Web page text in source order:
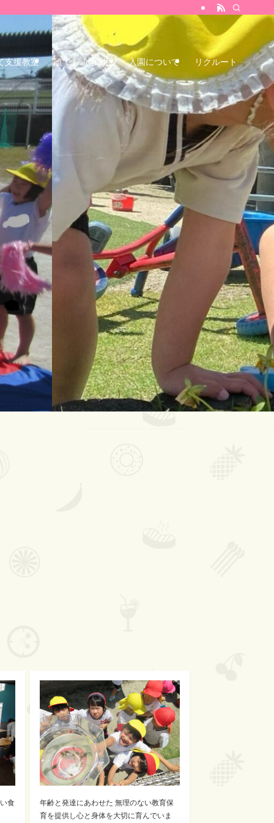
支援教室 誰でも通園制度 入園について リクルート
食
年齢と発達にあわせた 無理のない教育保
育を提供し心と身体を大切に育んでいま